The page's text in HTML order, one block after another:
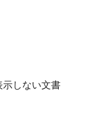
しない文書